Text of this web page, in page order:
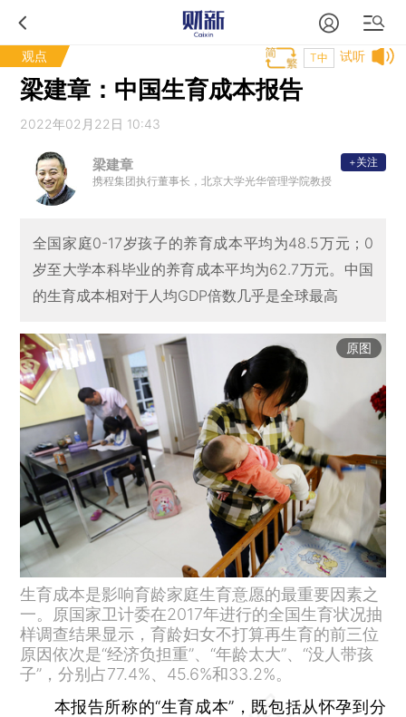
观点 试听
T中
梁建章：中国生育成本报告
2022年02月22日 10:43
梁建章
携程集团执行董事长，北京大学光华管理学院教授
+关注
全国家庭0-17岁孩子的养育成本平均为48.5万元；0
岁至大学本科毕业的养育成本平均为62.7万元。中国
的生育成本相对于人均GDP倍数几乎是全球最高
原图
生育成本是影响育龄家庭生育意愿的最重要因素之
一。原国家卫计委在2017年进行的全国生育状况抽
样调查结果显示，育龄妇女不打算再生育的前三位
原因依次是“经济负担重”、“年龄太大”、“没人带孩
子”，分别占77.4%、45.6%和33.2%。
本报告所称的“生育成本”，既包括从怀孕到分